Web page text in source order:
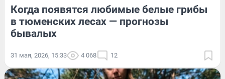
Когда появятся любимые белые грибы
в тюменских лесах — прогнозы
бывалых
31 мая, 2026, 15:33 4 068 12